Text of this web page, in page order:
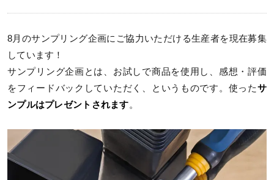
8月のサンプリング企画にご協力いただける生産者を現在募集
しています！
サンプリング企画とは、お試しで商品を使用し、感想・評価
をフィードバックしていただく、というものです。使ったサ
ンプルはプレゼントされます。